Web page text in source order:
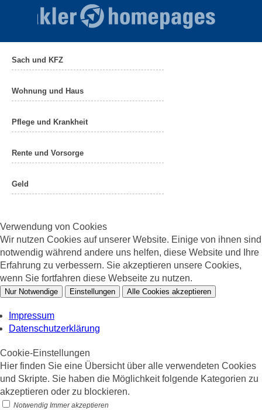
Sach und KFZ
Wohnung und Haus
Pflege und Krankheit
Rente und Vorsorge
Geld
Verwendung von Cookies
Wir nutzen Cookies auf unserer Website. Einige von ihnen sind
notwendig während andere uns helfen, diese Website und Ihre
Erfahrung zu verbessern. Sie akzeptieren unsere Cookies,
wenn Sie fortfahren diese Webseite zu nutzen.
Nur Notwendige Einstellungen Alle Cookies akzeptieren
Impressum
Datenschutzerklärung
Cookie-Einstellungen
Hier finden Sie eine Übersicht über alle verwendeten Cookies
und Skripte. Sie haben die Möglichkeit folgende Kategorien zu
akzeptieren oder zu blockieren.
Notwendig Immer akzeptieren